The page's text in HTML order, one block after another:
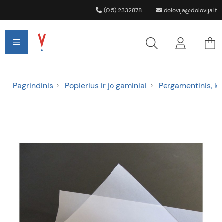
(0 5) 2332878 dolovija@dolovija.lt
Pagrindinis Popierius ir jo gaminiai Pergamentinis,